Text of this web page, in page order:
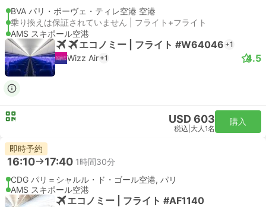
BVA パリ・ボーヴェ・ティレ空港 空港
乗り換えは保証されていません | フライト+フライト
AMS スキポール空港
エコノミー | フライト #W64046 +1
Wizz Air +1 4.5
USD 603
税込 大人1名
購入
即時予約
16:10 17:40 1時間30分
CDG パリ＝シャルル・ド・ゴール空港, パリ
AMS スキポール空港
エコノミー | フライト #AF1140